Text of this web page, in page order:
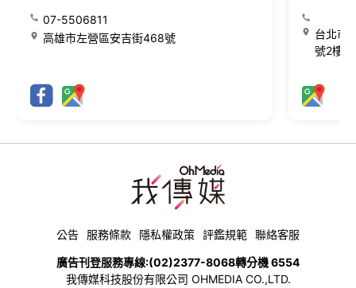
07-5506811
高雄市左營區安吉街468號
台北市
號2樓
公告 服務條款 隱私權政策 評鑑規範 聯絡客服
廣告刊登服務專線:(02)2377-8068轉分機 6554
我傳媒科技股份有限公司 OHMEDIA CO.,LTD.